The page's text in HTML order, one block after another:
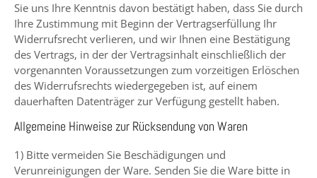
Sie uns Ihre Kenntnis davon bestätigt haben, dass Sie durch
Ihre Zustimmung mit Beginn der Vertragserfüllung Ihr
Widerrufsrecht verlieren, und wir Ihnen eine Bestätigung
des Vertrags, in der der Vertragsinhalt einschließlich der
vorgenannten Voraussetzungen zum vorzeitigen Erlöschen
des Widerrufsrechts wiedergegeben ist, auf einem
dauerhaften Datenträger zur Verfügung gestellt haben.
Allgemeine Hinweise zur Rücksendung von Waren
1) Bitte vermeiden Sie Beschädigungen und
Verunreinigungen der Ware. Senden Sie die Ware bitte in